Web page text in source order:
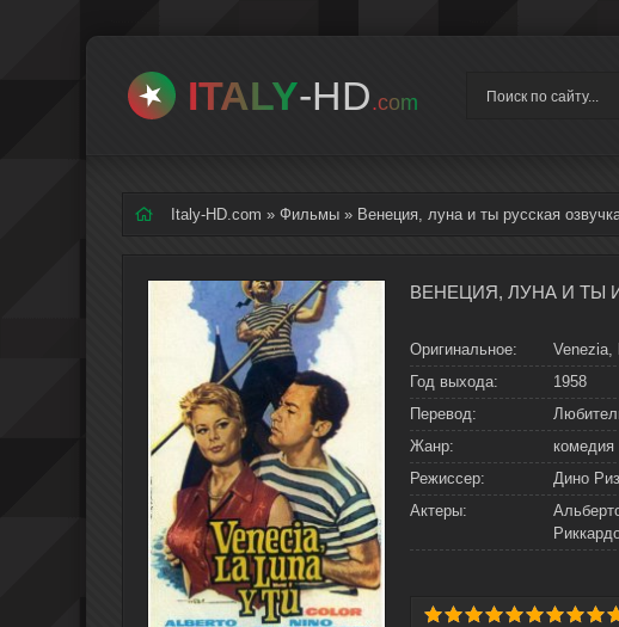
ITALY-HD.com
Italy-HD.com » Фильмы » Венеция, луна и ты русская
Оригинальное:
Venezia,
Год выхода:
1958
Перевод:
Жанр:
комедия
Режиссер:
Дино
Актеры: